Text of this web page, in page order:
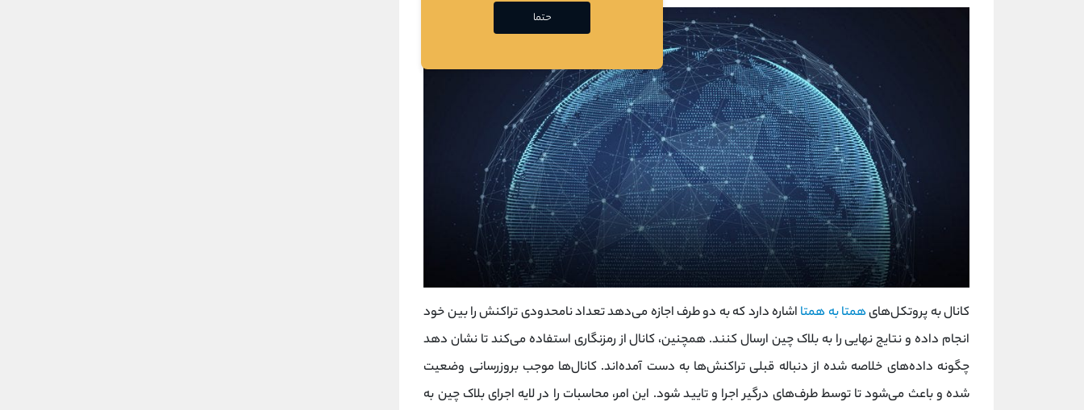
کانال به پروتکل‌هایهمتا به همتا اشاره دارد که به دو طرف اجازه می‌دهد تعداد نامحدودی تراکنش را بین خود
انجام داده و نتایج نهایی را به بلاک چین ارسال کنند. همچنین، کانال از رمزنگاری استفاده می‌کند تا نشان دهد
چگونه داده‌های خلاصه شده از دنباله قبلی تراکنش‌ها به دست آمده‌اند. کانال‌ها موجب بروزرسانی وضعیت
شده و باعث می‌شود تا توسط طرف‌های درگیر اجرا و تایید شود. این امر، محاسبات را در لایه اجرای بلاک چین به
حتما